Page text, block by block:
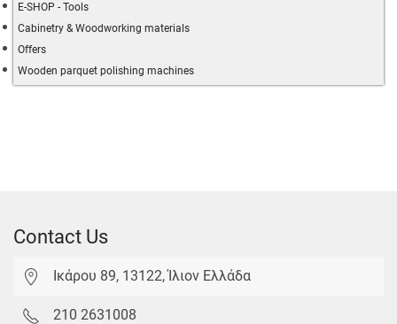
E-SHOP - Tools
Cabinetry & Woodworking materials
Offers
Wooden parquet polishing machines
Contact Us
Ικάρου 89, 13122, Ίλιον Ελλάδα
210 2631008